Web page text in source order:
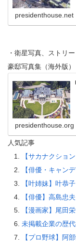
presidenthouse.net
・衛星写真、ストリ
豪邸写真集（海外版）
presidenthouse.org
人気記事
【サカナクショ
【俳優・キャン
【叶姉妹】叶恭
【俳優】高島忠
【漫画家】尾田
未掲載企業の歴
【プロ野球】阿